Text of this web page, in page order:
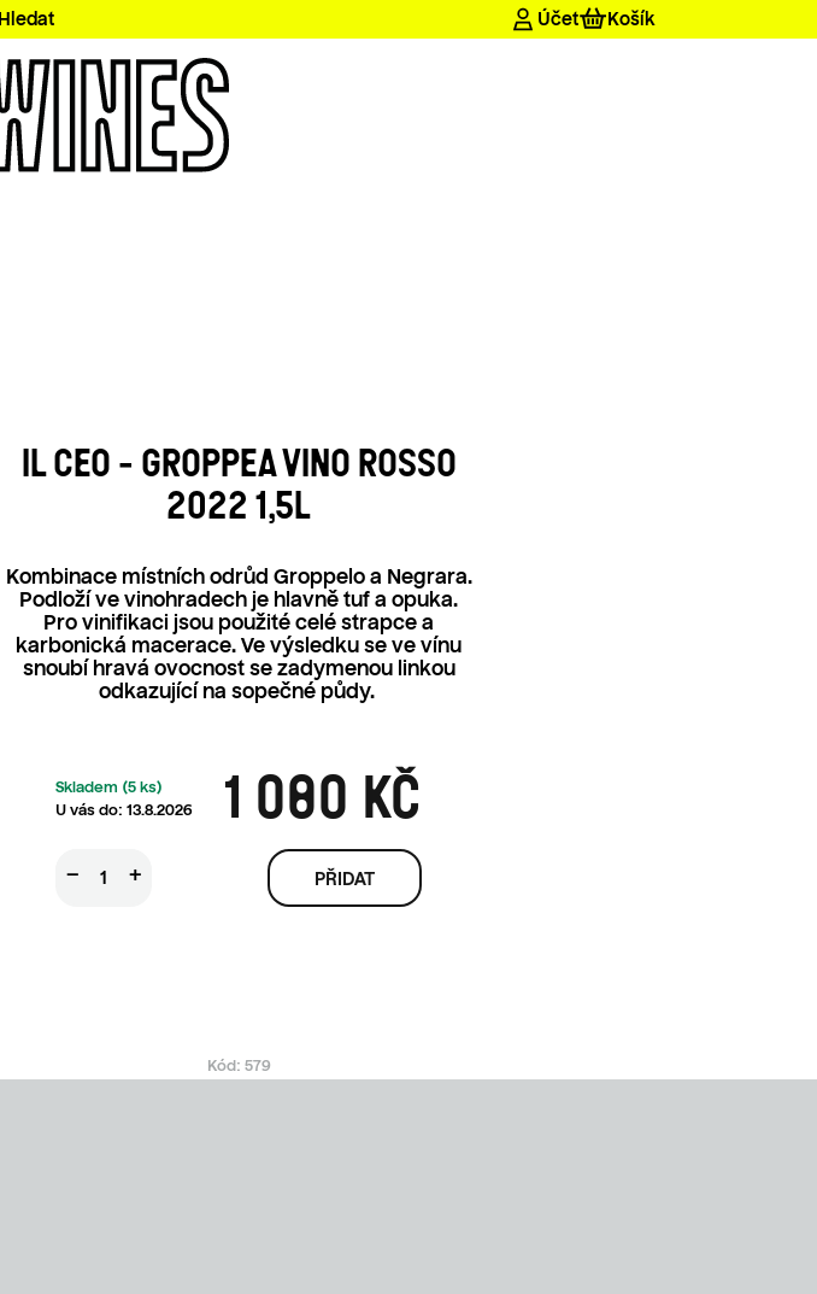
Hledat
IL CEO - GROPPEA VINO ROSSO
2022 1,5L
Kombinace místních odrůd Groppelo a Negrara.
Podloží ve vinohradech je hlavně tuf a opuka.
Pro vinifikaci jsou použité celé strapce a
karbonická macerace. Ve výsledku se ve vínu
snoubí hravá ovocnost se zadymenou linkou
odkazující na sopečné půdy.
1 080 KČ
Skladem (5 ks)
13.8.2026
+
−
Kód: 579